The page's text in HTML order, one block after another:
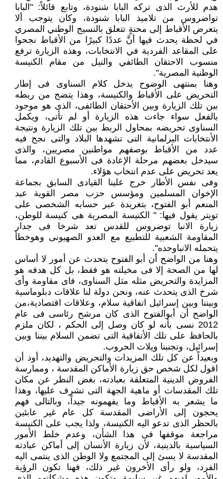
هدم للأرث الذى تركه البابا شنودة، وتابع قائلاً: "البابا
تواضروس من تلاميذ البابا شنودة، وكان يتوجب ألا
يتعرض الأقباط إلى محنةٍ تتعلق بالنسيج الوطني المصري
في لحظة يحدث فيها أنَّ عددًا كبيرًا من الأقباط نجحوا
على المقاعد الفردية في الانتخابات، وهذه الزيارة ترفع
منسوب الاحتقان الطائفي والنيل من مقام الكنيسة
الوطنية المصرية".
وهنا بمنتهى الوضوح يدخل كلام السناوى فى إطار
التحريض على الأقباط والكنيسة، وهذا يتضح من ربطه
بين تلك الزيارة وبين الأحتقان الطائفى، الذى هو موجود
بالفعل سواء جاءت هذه الزيارة أو لم تأتى، ويكمل
السناوى تحريضه بمحاول الربط بين تلك الزيارة ونتيجة
الأنتخابات البرلمانية التى تشهدها البلاد والتى نجح فيه
عدد من الأقباط بوصفهم مواطنين مصريين، والذى
سيدخل بعضهم مرحلة الإعادة فى الأسبوع القادم، مما
يعد تحريض على عدم انتخاب هؤلاء.
وفى نفس الأطار خرج علينا القيادى السابق بجماعة
الإخوان المسلمين ومؤسس حزب مصر القوية عبد
المنعم أبو الفتوح، بتغريدة عبر حسابه الشخصى على
تويتر يقول فيها: " الكنيسة المصرية هى كنيسة للوطن،
زيارة الانبا توضروس للقدس تعد شرخا فى جدار
المقاومة الشعبية للتطبيع مع العدو الصهيونى وهوخطأ
يتحمله الانباوحده".
وهنا من الواضح أن أبو الفتوح يتحدث عن أمور لا أساس
لها من الصحة إلا فى مخيلته هو فقط، بل كل هدفه هو
المزايدة والتحريض مثله مثل السناوى، فاى مقاومة وأى
شرخ الذى يتحدث عنه، ونحن دولة لنا علاقات دبلوماسية
وبيننا وبين إسرائيل اتفاقية سلام، وعلاقات اقتصادية،من
الواضح أن أبوالفتوح الذى كان مرشح رئاسى فى عام
2012 نسى بأنه لو كان وصل إلى الحكم ، لكان ملزم
بالحافظ على تلك الأتفاقية التى تضمن السلام بيننا وبين
إسرائيل، وتجنبنا ويلات الحروب.
وبعيداً عن كل تلك المزيدات والتحريض والتهديد، أود أن
اقول لكل شخص حق زيارة الأماكن المقدسة ، وممارسة
الفروض الدينية المتعلقة بعبادته، بغض النظر عن مكان
تلك المقدسات أو ماهية الجهة التى تشرف عليها، وهذا
ما يشعر به الأقباط وما يفهمونه جيداً، وبالتالى فهم
يحجون إلى الأراضى المقدسة كل عام غير عابئين
بالحظر الذى تدعو اليه الكنيسة، ولذا يجب على الكنيسة
مراجعة موقفها فى هذا الشأن، وعدم خلط الأمور
السياسية بالدينية، لأن زيارة الأنسان إلى أماكن عبادته
المقدسة لا يسئ إلى المجتمع ولا الوطن الذى ينتمى اليه
الفرد، ولو رأى الأخرون غير ذلك، فهنا تكون الرؤية